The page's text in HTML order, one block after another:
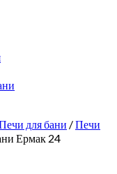
для бани /Печи
Ермак 24